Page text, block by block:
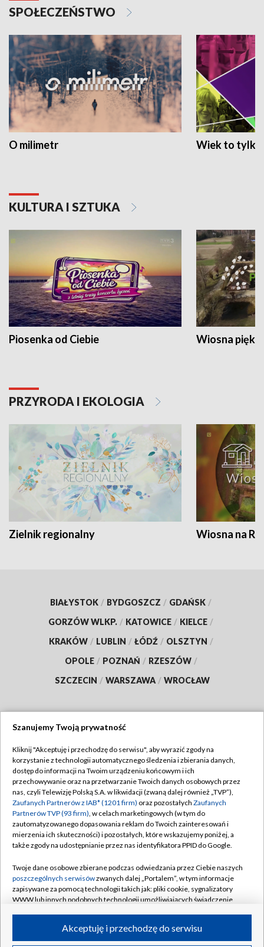
SPOŁECZEŃSTWO
O milimetr Wiek to tylko
KULTURA I SZTUKA
Piosenka od Ciebie Wiosna
PRZYRODA I EKOLOGIA
Zielnik regionalny Wiosna na
BIAŁYSTOK / BYDGOSZCZ / GDAŃSK /
GORZÓW WLKP. / KATOWICE / KIELCE /
KRAKÓW / LUBLIN / ŁÓDŹ / OLSZTYN /
OPOLE / POZNAŃ / RZESZÓW /
SZCZECIN / WARSZAWA / WROCŁAW
TVP
Abonament TVP
Emisja w TVP
Centrum informacji TVP
Naziemna Telewizja Cyfrowa
Rada Programowa
System NOS
Informacje o nadawcy
Program dla prasy
Regulamin TVP
Polityka prywatności
Moje zgody
Pomoc
Kontakt
Kanały
Szanujemy Twoją prywatność
Kliknij "Akceptuję i przechodzę do serwisu", aby wyrazić zgody na
korzystanie z technologii automatycznego śledzenia i zbierania danych,
dostęp do informacji na Twoim urządzeniu końcowym i ich
przechowywanie oraz na przetwarzanie Twoich danych osobowych przez
nas, czyli Telewizję Polską S.A. w likwidacji (zwaną dalej również „TVP”),
Zaufanych Partnerów z IAB* (1201 firm) oraz pozostałych Zaufanych
Partnerów TVP (93 firm), w celach marketingowych (w tym do
zautomatyzowanego dopasowania reklam do Twoich zainteresowań i
mierzenia ich skuteczności) i pozostałych, które wskazujemy poniżej, a
także zgody na udostępnianie przez nas identyfikatora PPID do Google.
Twoje dane osobowe zbierane podczas odwiedzania przez Ciebie naszych
poszczególnych serwisówzwanych dalej „Portalem”, w tym informacje
zapisywane za pomocą technologii takich jak: pliki cookie, sygnalizatory
WWW lub innych podobnych technologii umożliwiających świadczenie
ruchu w Internecie.Akceptuję i przechodzę do serwisu